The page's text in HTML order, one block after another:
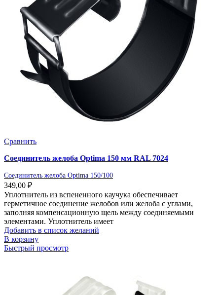
Сравнить
Соединитель желоба Optima 150 мм RAL 7024
Соединитель желоба Optima 150/100
349,00 ₽
Уплотнитель из вспененного каучука обеспечивает
герметичное соединение желобов или желоба с углами,
заполняя компенсационную щель между соединяемыми
элементами. Уплотнитель имеет
Добавить в список желаний
В корзину
Быстрый просмотр